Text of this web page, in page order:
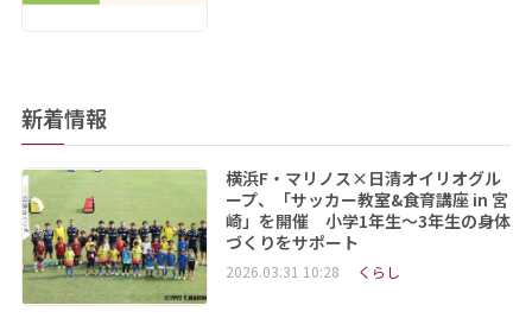
新着情報
横浜F・マリノス×日清オイリオグル
ープ、「サッカー教室&食育講座 in 宮
崎」を開催 小学1年生～3年生の身体
づくりをサポート
2026.03.31 10:28 くらし